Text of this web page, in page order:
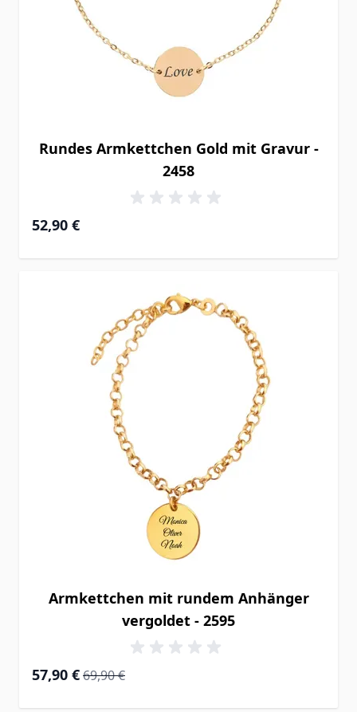
Rundes Armkettchen Gold mit Gravur -
2458
52,90 €
Armkettchen mit rundem Anhänger
vergoldet - 2595
Special Price
57,90 € Regular Price
69,90 €